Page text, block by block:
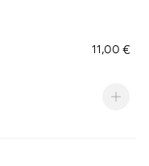
11,00 €